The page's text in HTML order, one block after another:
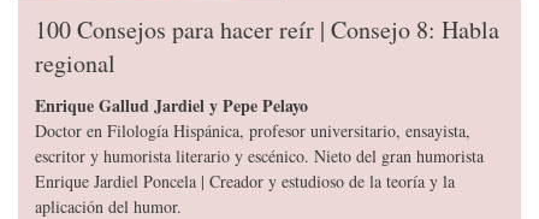
100 Consejos para hacer reír | Consejo 8: Habla
regional
Enrique Gallud Jardiel y Pepe Pelayo
Doctor en Filología Hispánica, profesor universitario, ensayista,
escritor y humorista literario y escénico. Nieto del gran humorista
Enrique Jardiel Poncela | Creador y estudioso de la teoría y la
aplicación del humor.